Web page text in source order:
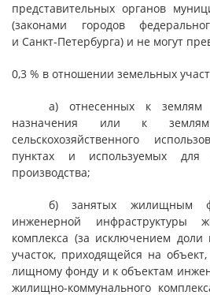
представительных органов
(законами городов
и Санкт-Петербурга) и не могут
0,3 % в отношении земельных
а) отнесенных к землям
назначения или к
сельскохозяйственного
пунктах и используемых для
производства;
б) занятых жилищным
инженерной инфраструктуры
комплекса (за исключением
участок, приходящейся на
лищ­ному фонду и к объектам
жилищно-ком­му­нального